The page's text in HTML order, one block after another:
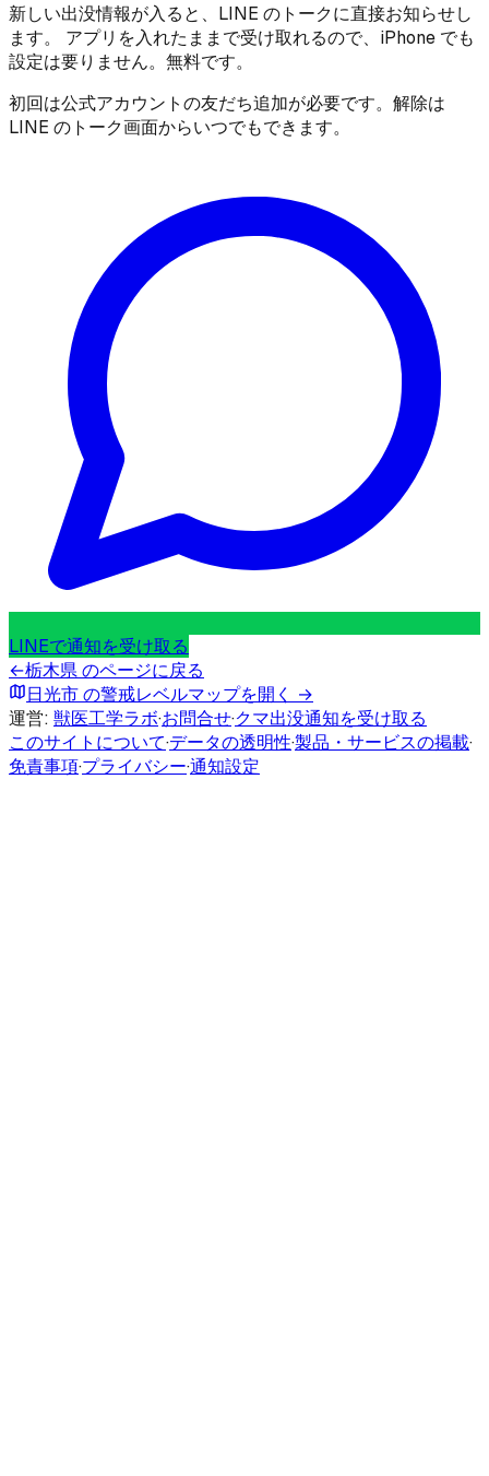
新しい出没情報が入ると、LINE のトークに直接お知らせし
ます。 アプリを入れたままで受け取れるので、iPhone でも
設定は要りません。無料です。
初回は公式アカウントの友だち追加が必要です。解除は
LINE のトーク画面からいつでもできます。
LINEで通知を受け取る
←栃木県のページに戻る
日光市の警戒レベルマップを開く →
運営: 獣医工学ラボ·お問合せ·クマ出没通知を受け取る
このサイトについて·データの透明性·製品・サービスの掲載·
免責事項·プライバシー·通知設定